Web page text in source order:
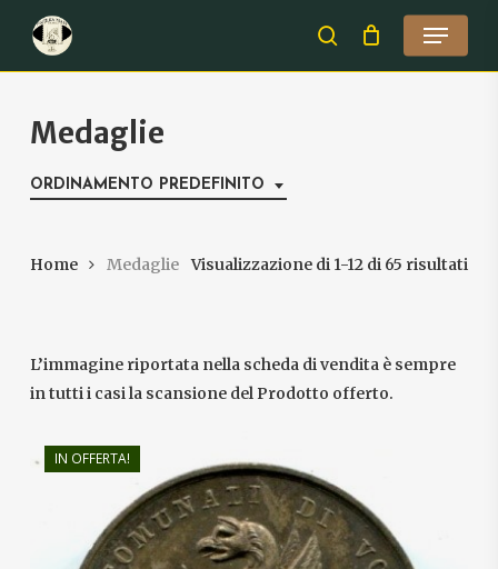
main
search
Menu
Medaglie
ORDINAMENTO PREDEFINITO
Visualizzazione di 1-12 di 65 risultati
Home Medaglie
L’immagine riportata nella scheda di vendita è sempre
in tutti i casi la scansione del Prodotto offerto.
IN OFFERTA!
Close